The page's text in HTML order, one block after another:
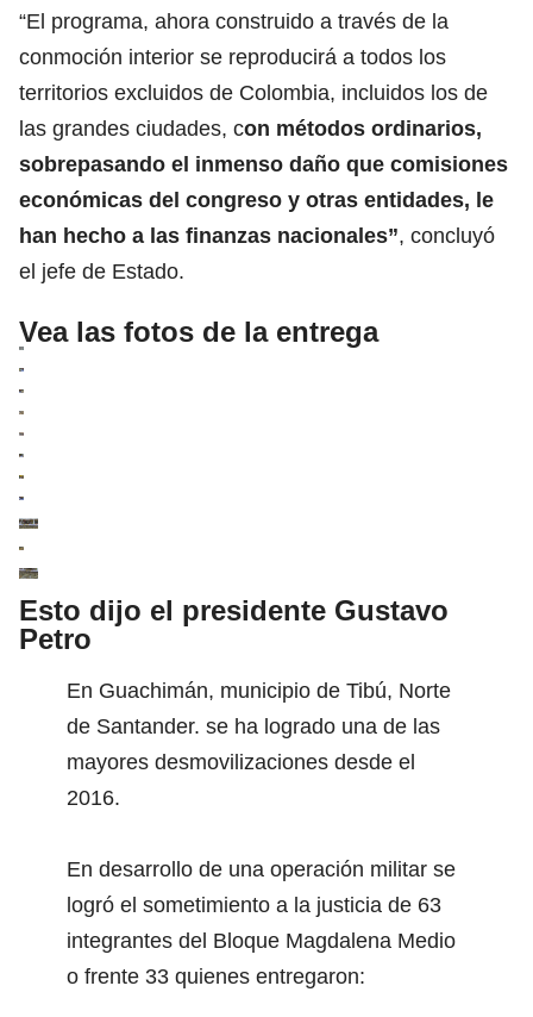
“El programa, ahora construido a través de la
conmoción interior se reproducirá a todos los
territorios excluidos de Colombia, incluidos los de
las grandes ciudades, con métodos ordinarios,
sobrepasando el inmenso daño que comisiones
económicas del congreso y otras entidades, le
han hecho a las finanzas nacionales”, concluyó
el jefe de Estado.
Vea las fotos de la entrega
Esto dijo el presidente Gustavo
Petro
En Guachimán, municipio de Tibú, Norte
de Santander. se ha logrado una de las
mayores desmovilizaciones desde el
2016.
En desarrollo de una operación militar se
logró el sometimiento a la justicia de 63
integrantes del Bloque Magdalena Medio
o frente 33 quienes entregaron: